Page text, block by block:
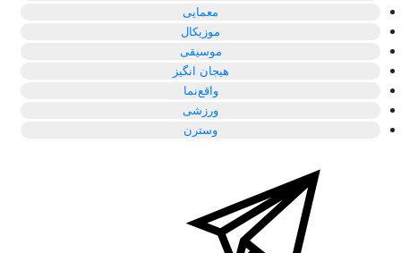
معمایی
موزیکال
موسیقی
هیجان انگیز
واقع‌نما
ورزشی
وسترن